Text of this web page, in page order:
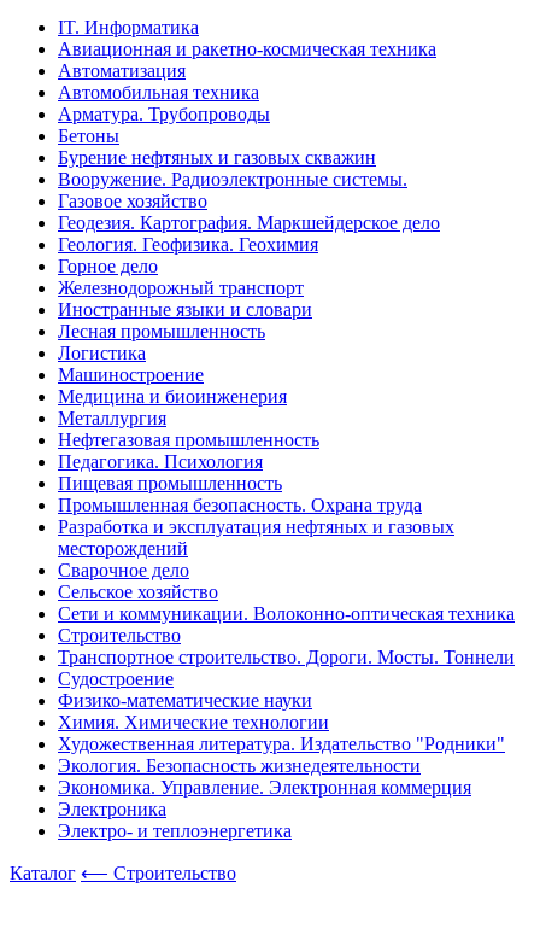
IT. Информатика
Авиационная и ракетно-космическая техника
Автоматизация
Автомобильная техника
Арматура. Трубопроводы
Бетоны
Бурение нефтяных и газовых скважин
Вооружение. Радиоэлектронные системы.
Газовое хозяйство
Геодезия. Картография. Маркшейдерское дело
Геология. Геофизика. Геохимия
Горное дело
Железнодорожный транспорт
Иностранные языки и словари
Лесная промышленность
Логистика
Машиностроение
Медицина и биоинженерия
Металлургия
Нефтегазовая промышленность
Педагогика. Психология
Пищевая промышленность
Промышленная безопасность. Охрана труда
Разработка и эксплуатация нефтяных и газовых
месторождений
Сварочное дело
Сельское хозяйство
Сети и коммуникации. Волоконно-оптическая техника
Строительство
Транспортное строительство. Дороги. Мосты. Тоннели
Судостроение
Физико-математические науки
Химия. Химические технологии
Художественная литература. Издательство "Родники"
Экология. Безопасность жизнедеятельности
Экономика. Управление. Электронная коммерция
Электроника
Электро- и теплоэнергетика
Каталог ⟵ Строительство